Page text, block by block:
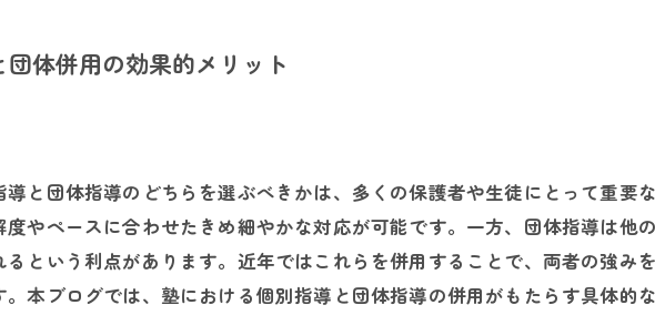
体併用の効果的メリット
と団体指導のどちらを選ぶべきかは、多くの保護者や生徒にとって重要
やペースに合わせたきめ細やかな対応が可能です。一方、団体指導は他
という利点があります。近年ではこれらを併用することで、両者の強み
。本ブログでは、塾における個別指導と団体指導の併用がもたらす具体的